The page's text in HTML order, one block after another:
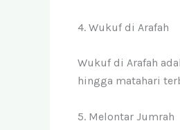
4. Wukuf di Arafah
Wukuf di Arafah
hingga matahari
5. Melontar Jumrah